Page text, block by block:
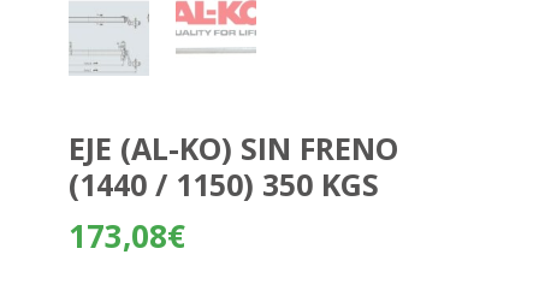
EJE (AL-KO) SIN FRENO
(1440 / 1150) 350 KGS
173,08€